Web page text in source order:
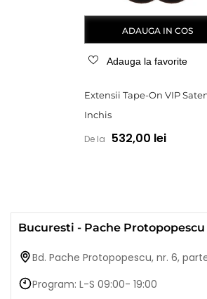
ADAUGA IN COS
Adauga la favorite
Extensii Tape-On VIP
Inchis
De la 532,00 lei
Bucuresti - Pache Protopopescu
Bd. Pache Protopopescu, nr. 6,
Program: L-S 09:00- 19:00